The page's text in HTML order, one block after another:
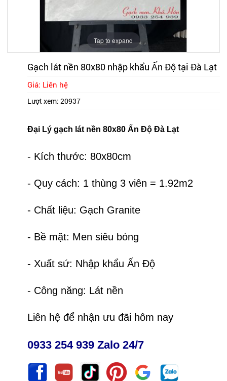
Tap to expand
Gạch lát nền 80x80 nhập khẩu Ấn Độ tại Đà Lạt
Giá: Liên hệ
Lượt xem: 20937
Đại Lý gạch lát nền 80x80 Ấn Độ Đà Lạt
- Kích thước: 80x80cm
- Quy cách: 1 thùng 3 viên = 1.92m2
- Chất liệu: Gạch Granite
- Bề mặt: Men siêu bóng
- Xuất sứ: Nhập khẩu Ấn Độ
- Công năng: Lát nền
Liên hệ để nhận ưu đãi hôm nay
0933 254 939 Zalo 24/7